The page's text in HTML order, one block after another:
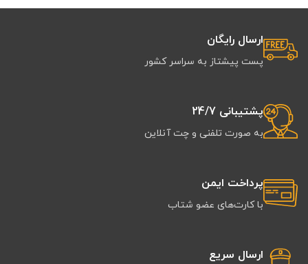
ارسال رایگان
پست پیشتاز به سراسر کشور
پشتیبانی 24/7
به صورت تلفنی و چت آنلاین
پرداخت ایمن
با کارت‌های عضو شتاب
ارسال سریع